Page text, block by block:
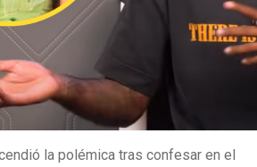
la polémica tras confesar en el